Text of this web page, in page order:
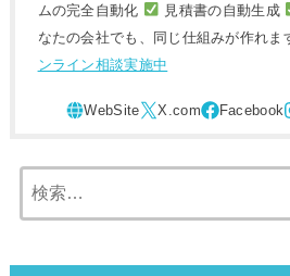
ムの完全自動化
見積書の自動生成
なたの会社でも、同じ仕組みが作れま
ンライン相談実施中
索: